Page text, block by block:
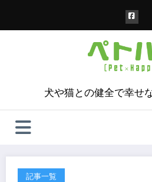
犬や猫との健全で幸せ
記事一覧